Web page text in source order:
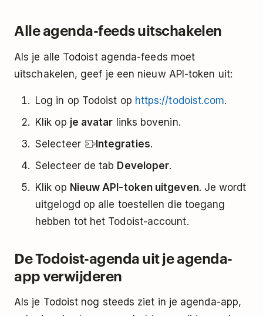
Alle agenda-feeds uitschakelen
Als je alle Todoist agenda-feeds moet
uitschakelen, geef je een nieuw API-token uit:
Log in op Todoist op https://todoist.com.
Klik op je avatar links bovenin.
Selecteer
Integraties.
Selecteer de tab Developer.
Klik op Nieuw API-token uitgeven. Je wordt
uitgelogd op alle toestellen die toegang
hebben tot het Todoist-account.
De Todoist-agenda uit je agenda-
app verwijderen
Als je Todoist nog steeds ziet in je agenda-app,